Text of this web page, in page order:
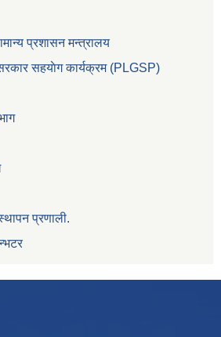
प्रशासन मन्त्रालय
सहयाेग कार्यक्रम (PLGSP)
प्रणाली.